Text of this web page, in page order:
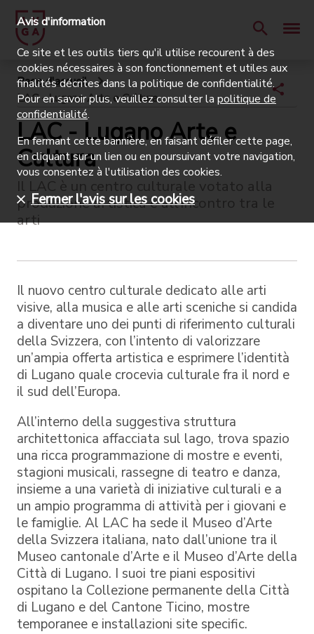
Page d'accueil
LAC - Lugano Arte e Cultura
LAC - Lugano Arte e
Cultura
Il LAC è un centro culturale votato alla
produzione artistica e all’incontro tra le
arti
Il nuovo centro culturale dedicato alle arti
visive, alla musica e alle arti sceniche si candida
a diventare uno dei punti di riferimento culturali
della Svizzera, con l’intento di valorizzare
un’ampia offerta artistica e esprimere l’identità
di Lugano quale crocevia culturale fra il nord e
il sud dell’Europa.
All’interno della suggestiva struttura
architettonica affacciata sul lago, trova spazio
una ricca programmazione di mostre e eventi,
stagioni musicali, rassegne di teatro e danza,
insieme a una varietà di iniziative culturali e a
un ampio programma di attività per i giovani e
le famiglie. Al LAC ha sede il Museo d’Arte
della Svizzera italiana, nato dall’unione tra il
Museo cantonale d’Arte e il Museo d’Arte della
Città di Lugano. I suoi tre piani espositivi
ospitano la Collezione permanente della Città
di Lugano e del Cantone Ticino, mostre
temporanee e installazioni site specific.
Avis d'information
Ce site et les outils tiers qu'il utilise recourent à des
cookies nécessaires à son fonctionnement et utiles aux
finalités décrites dans la politique de confidentialité.
Pour en savoir plus, veuillez consulter la politique de
confidentialité.
En fermant cette bannière, en faisant défiler cette page,
en cliquant sur un lien ou en poursuivant votre navigation,
vous consentez à l'utilisation des cookies.
Fermer l'avis sur les cookies